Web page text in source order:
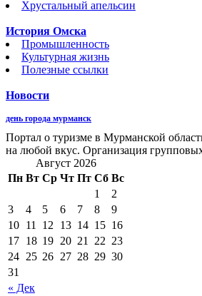
Хрустальный апельсин
История Омска
Промышленность
Культурная жизнь
Полезные ссылки
Новости
день города мурманск
Портал о туризме в Мурманской
на любой вкус. Организация
Август 2026
Пн Вт Ср Чт Пт Сб Вс
« Дек
1
2
3
4 5 6 7 8
9
10 11 12 13 14 15 16
17 18 19 20 21 22 23
24 25 26 27 28 29 30
31